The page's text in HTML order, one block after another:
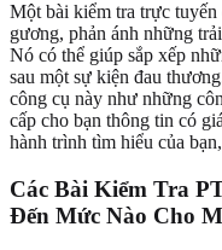
Một bài kiểm tra trực
gương, phản ánh những
Nó có thể giúp sắp xếp
sau một sự kiện đau
công cụ này như những
cấp cho bạn thông tin có
hành trình tìm hiểu của
Các Bài Kiểm Tra
Đến Mức Nào Cho